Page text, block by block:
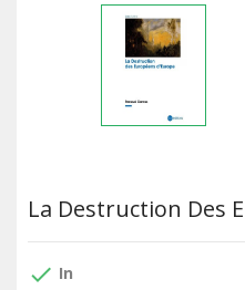
La Destruction Des
done In